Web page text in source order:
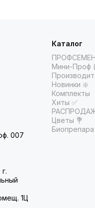
007
1Ц
Каталог
Мини-Проф
Новинки ❇️
Комплекты
Хиты ✅
Цветы 💐